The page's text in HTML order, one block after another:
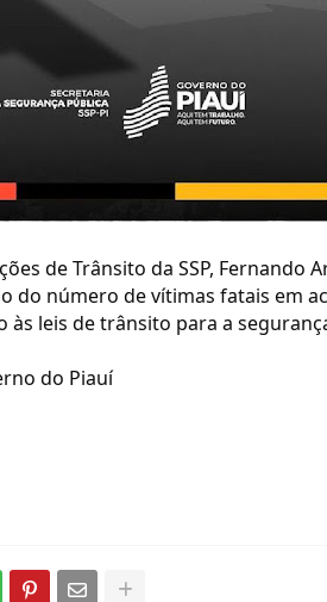
de Trânsito da SSP, Fernando
do número de vítimas fatais em
leis de trânsito para a
do Piauí